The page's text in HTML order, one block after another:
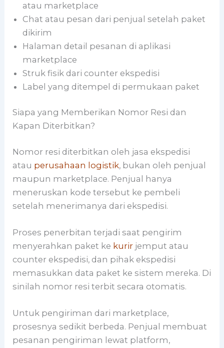
atau marketplace
Chat atau pesan dari penjual setelah paket
dikirim
Halaman detail pesanan di aplikasi
marketplace
Struk fisik dari counter ekspedisi
Label yang ditempel di permukaan paket
Siapa yang Memberikan Nomor Resi dan
Kapan Diterbitkan?
Nomor resi diterbitkan oleh jasa ekspedisi
atau perusahaan logistik, bukan oleh penjual
maupun marketplace. Penjual hanya
meneruskan kode tersebut ke pembeli
setelah menerimanya dari ekspedisi.
Proses penerbitan terjadi saat pengirim
menyerahkan paket ke kurir jemput atau
counter ekspedisi, dan pihak ekspedisi
memasukkan data paket ke sistem mereka. Di
sinilah nomor resi terbit secara otomatis.
Untuk pengiriman dari marketplace,
prosesnya sedikit berbeda. Penjual membuat
pesanan pengiriman lewat platform,